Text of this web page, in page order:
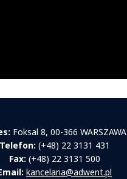
Foksal 8, 00-366 WARSZAWA
Telefon: (+48) 22 3131 431
Fax: (+48) 22 3131 500
kancelaria@adwent.pl